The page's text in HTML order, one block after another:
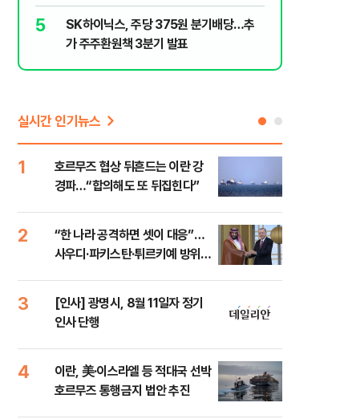
5
SK하이닉스, 주당 375원 분기배당…추
가 주주환원책 3분기 발표
실시간 인기뉴스
1
호르무즈 협상 뒤흔드는 이란 강
경파…“합의해도 또 뒤집힌다”
2
“한 나라 공격하면 셋이 대응”…
사우디·파키스탄·튀르키예 방위동
3
[인사] 광명시, 8월 11일자 정기
인사 단행
4
이란, 美·이스라엘 등 적대국 선박
호르무즈 통행금지 법안 추진